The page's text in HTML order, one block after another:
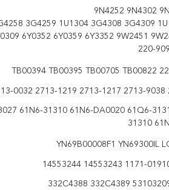
9N4252 9N4302
3G4259 1U1304 3G4308 3G4309
6Y0352 6Y0359 6Y3352 9W2451
220-
TB00394 TB00395 TB00705 TB00822
61N6-31310 61N6-DA0020 61Q6-
31310
YN69B00008F1 YN69300IL